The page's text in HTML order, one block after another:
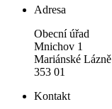
Adresa
Obecní úřad
Mnichov 1
Mariánské Lázně
353 01
Kontakt